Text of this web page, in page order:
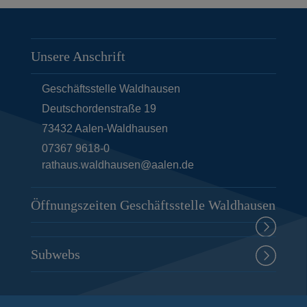
Unsere Anschrift
Geschäftsstelle Waldhausen
Deutschordenstraße 19
73432 Aalen-Waldhausen
07367 9618-0
rathaus.waldhausen@aalen.de
Öffnungszeiten Geschäftsstelle Waldhausen
Subwebs